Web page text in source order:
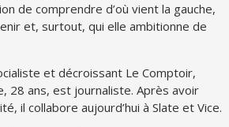
de comprendre d’où vient la gauche,
et, surtout, qui elle ambitionne de
et décroissant Le Comptoir,
28 ans, est journaliste. Après avoir
il collabore aujourd’hui à Slate et Vice.